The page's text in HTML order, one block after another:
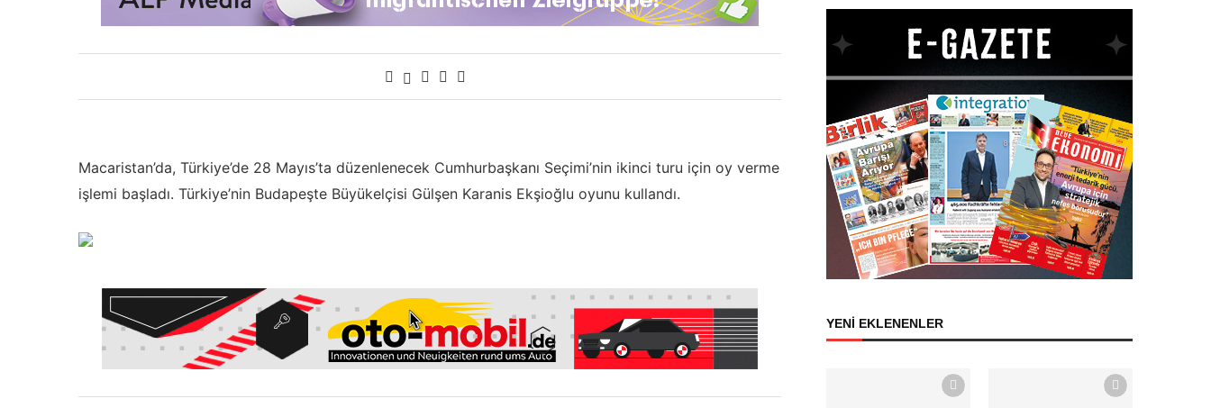
Macaristan’da, Türkiye’de 28 Mayıs’ta düzenlenecek Cumhurbaşkanı Seçimi’nin ikinci turu için oy verme
işlemi başladı. Türkiye’nin Budapeşte Büyükelçisi Gülşen Karanis Ekşioğlu oyunu kullandı.
YENİ EKLENENLER